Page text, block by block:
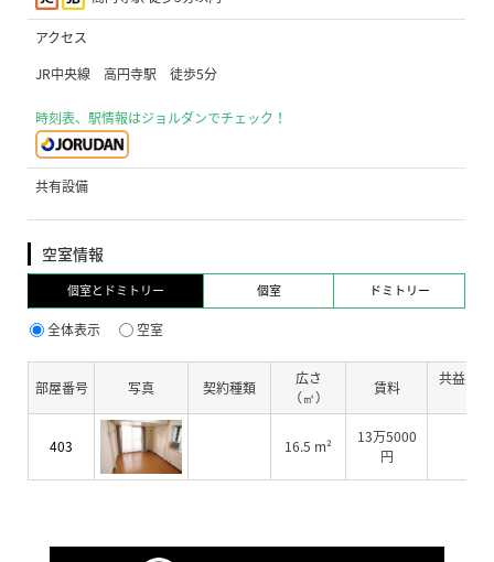
アクセス
JR中央線 高円寺駅 徒歩5分
時刻表、駅情報はジョルダンでチェック！
共有設備
空室情報
個室とドミトリー 個室 ドミトリー
全体表示 空室
部屋番号 写真 契約種類
広さ
（㎡）
賃料
共益費
403 16.5 m²
13万5000
円